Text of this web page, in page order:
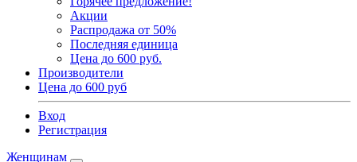
Акции
Распродажа от 50%
Последняя единица
Цена до 600 руб.
Производители
Цена до 600 руб
Вход
Регистрация
Женщинам